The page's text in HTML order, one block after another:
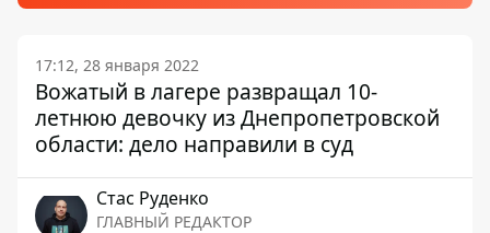
17:12, 28 января 2022
Вожатый в лагере развращал 10-
летнюю девочку из Днепропетровской
области: дело направили в суд
Стаc Руденко
ГЛАВНЫЙ РЕДАКТОР